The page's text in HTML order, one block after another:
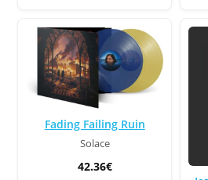
Fading Failing Ruin
Solace
42.36€